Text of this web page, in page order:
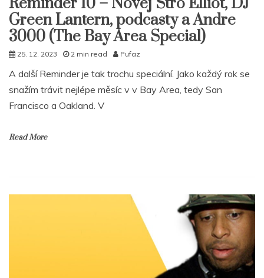
Green Lantern, podcasty a Andre
3000 (The Bay Area Special)
25. 12. 2023 2 min read Pufaz
A další Reminder je tak trochu speciální. Jako každý rok se
snažím trávit nejlépe měsíc v v Bay Area, tedy San
Francisco a Oakland. V
Read More